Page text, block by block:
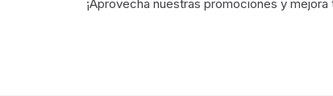
¡Aprovecha nuestras promociones y